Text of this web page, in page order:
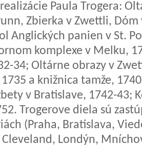
Paula Trogera:
Zbierka v Zwettli,
Anglických panien v St.
komplexe v Melku,
34; Oltárne obrazy v
a knižnica tamže,
v Bratislave, 1742-43;
Trogerove diela sú
(Praha, Bratislava,
Cleveland, Londýn,